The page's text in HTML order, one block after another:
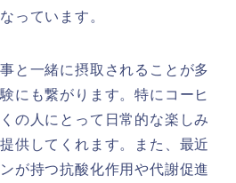
っています。
と一緒に摂取されることが多
にも繋がります。特にコーヒ
の人にとって日常的な楽しみ
供してくれます。また、最近
が持つ抗酸化作用や代謝促進